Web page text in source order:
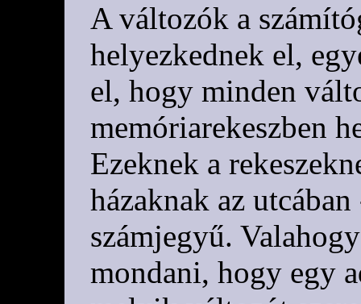
A változók a
helyezkednek el,
el, hogy minden
memóriarekeszben
Ezeknek a
házaknak az
számjegyű.
mondani, hogy egy